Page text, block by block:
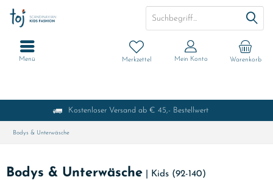
Kostenloser Versand ab € 45,- Bestellwert
Warenkorb
Merkzettel Mein Konto
Menü
Bodys & Unterwäsche
Bodys & Unterwäsche| Kids (92-140)